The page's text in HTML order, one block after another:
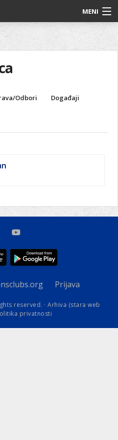
MENI
Odbori Događaji
Prijava
reserved. · Arhiva (stara web
privatnosti